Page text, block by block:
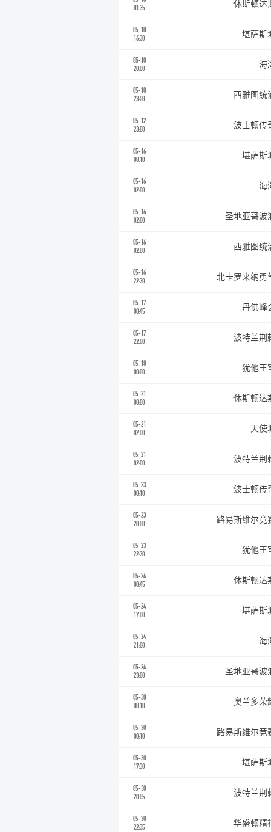
01:35
休斯顿达
05-10
16:30
堪萨斯
05-10
20:00
海
05-10
23:00
西雅图统
05-12
23:00
波士顿传
05-16
00:10
堪萨斯
05-16
02:00
海
05-16
02:00
圣地亚哥波
05-16
02:00
西雅图统
05-16
22:30
北卡罗来纳勇
05-17
00:45
丹佛峰
05-17
22:00
波特兰荆
05-18
00:00
犹他王
05-21
00:00
休斯顿达
05-21
02:00
天使
05-21
02:00
波特兰荆
05-23
00:10
波士顿传
05-23
20:00
路易斯维尔竞
05-23
22:30
犹他王
05-24
00:45
休斯顿达
05-24
17:00
堪萨斯
05-24
21:00
海
05-24
23:00
圣地亚哥波
05-30
00:10
奥兰多荣
05-30
00:10
路易斯维尔竞
05-30
17:30
堪萨斯
05-30
20:05
波特兰荆
05-30
22:35
华盛顿精